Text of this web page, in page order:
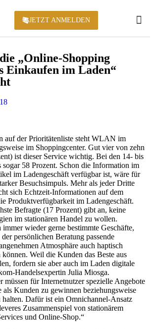
JETZT ANMELDEN
„Online-Shopping
Einkaufen im Laden“
auf der Prioritätenliste steht WLAN im
im Shoppingcenter. Gut vier von zehn
ist dieser Service wichtig. Bei den 14- bis
sogar 58 Prozent. Schon die Information im
im Ladengeschäft verfügbar ist, wäre für
Besuchsimpuls. Mehr als jeder Dritte
sich Echtzeit-Informationen auf dem
Produktverfügbarkeit im Ladengeschäft.
Befragte (17 Prozent) gibt an, keine
im stationären Handel zu wollen.
immer wieder gerne bestimmte Geschäfte,
persönlichen Beratung passende
Atmosphäre auch haptisch
können. Weil die Kunden das Beste aus
fordern sie aber auch im Laden digitale
Handelsexpertin Julia Miosga.
müssen für Internetnutzer spezielle Angebote
als Kunden zu gewinnen beziehungsweise
Dafür ist ein Omnichannel-Ansatz
Zusammenspiel von stationärem
und Online-Shop.“